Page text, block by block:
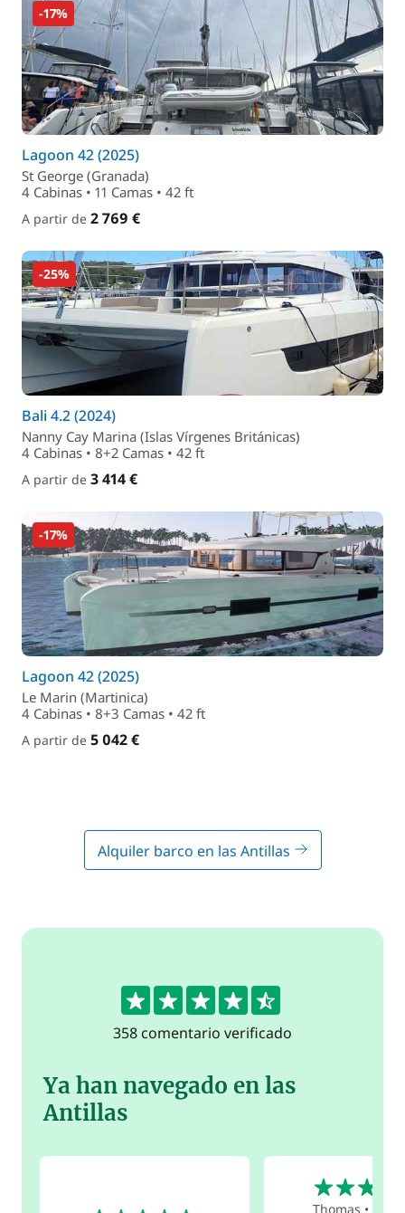
-17%
Lagoon 42 (2025)
St George (Granada)
4 Cabinas • 11 Camas • 42 ft
A partir de 2 769 €
-25%
Bali 4.2 (2024)
Nanny Cay Marina (Islas Vírgenes Británicas)
4 Cabinas • 8+2 Camas • 42 ft
A partir de 3 414 €
-17%
Lagoon 42 (2025)
Le Marin (Martinica)
4 Cabinas • 8+3 Camas • 42 ft
A partir de 5 042 €
Alquiler barco en las Antillas
4.6
358 comentario verificado
Ya han navegado en las
Antillas
Thomas •